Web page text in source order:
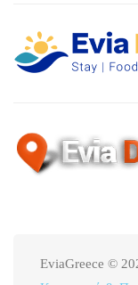
EviaGreece ©